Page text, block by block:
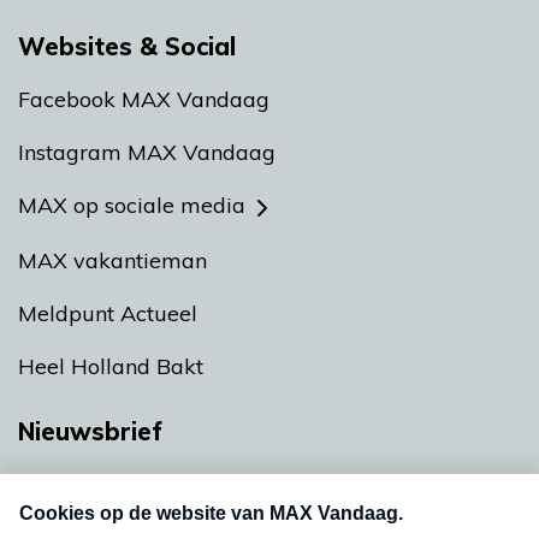
Websites & Social
Facebook MAX Vandaag
Instagram MAX Vandaag
MAX op sociale media
MAX vakantieman
Meldpunt Actueel
Heel Holland Bakt
Nieuwsbrief
nieuwsbrief. Elke vrijdag- en dinsdagochtend in